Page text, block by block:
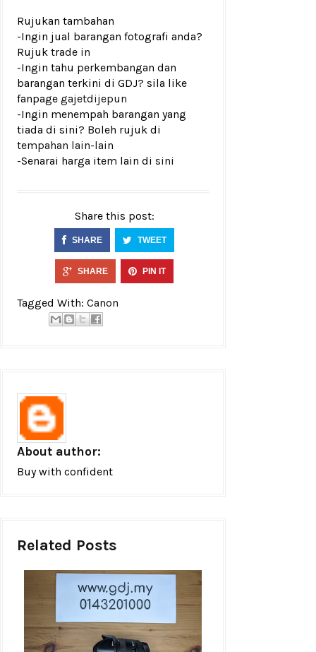
Rujukan tambahan
-Ingin jual barangan fotografi anda?
Rujuk trade in
-Ingin tahu perkembangan dan
barangan terkini di GDJ? sila like
fanpage gajetdijepun
-Ingin menempah barangan yang
tiada di sini? Boleh rujuk di
tempahan lain-lain
-Senarai harga item lain di sini
Share this post:
SHARE TWEET
SHARE PIN IT
Tagged With: Canon
About author:
Buy with confident
Related Posts